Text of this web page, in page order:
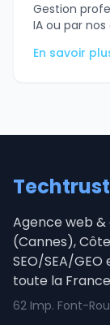
Gestion
IA ou par nos
En savoir
Techtrust
Agence web &
(Cannes),
SEO/SEA/
toute la
62 Imp. Font-